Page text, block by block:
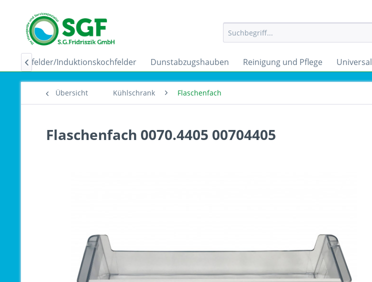
Ceranfelder/Induktionskochfelder Dunstabzugshauben Reinigung und Pflege Universal

Übersicht Kühlschrank Flaschenfach
Flaschenfach 0070.4405 00704405